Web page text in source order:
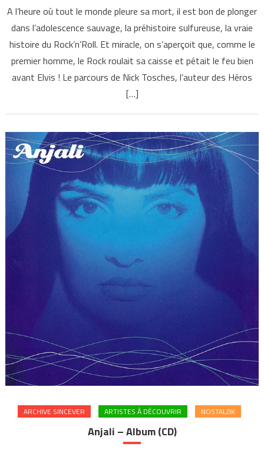
A l’heure où tout le monde pleure sa mort, il est bon de plonger
dans l’adolescence sauvage, la préhistoire sulfureuse, la vraie
histoire du Rock’n’Roll. Et miracle, on s’aperçoit que, comme le
premier homme, le Rock roulait sa caisse et pétait le feu bien
avant Elvis ! Le parcours de Nick Tosches, l’auteur des Héros
[…]
ARCHIVE SINCEVER ARTISTES À DÉCOUVRIR NOSTALZIK
Anjali – Album (CD)